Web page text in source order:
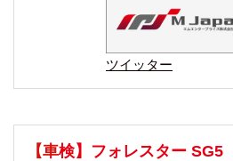
ツイッター
【車検】フォレスター SG5